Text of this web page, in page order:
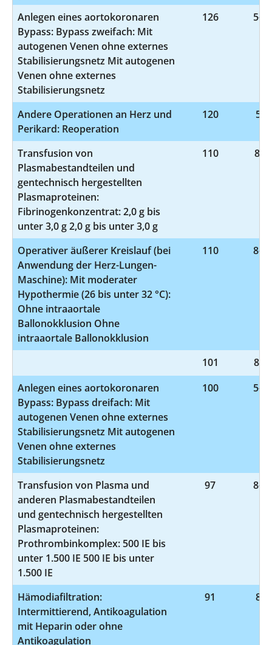
Anlegen eines aortokoronaren
Bypass: Bypass zweifach: Mit
autogenen Venen ohne externes
Stabilisierungsnetz Mit autogenen
Venen ohne externes
Stabilisierungsnetz
126 5-
Andere Operationen an Herz und
Perikard: Reoperation
120 5-
Transfusion von
Plasmabestandteilen und
gentechnisch hergestellten
Plasmaproteinen:
Fibrinogenkonzentrat: 2,0 g bis
unter 3,0 g 2,0 g bis unter 3,0 g
110 8-
Operativer äußerer Kreislauf (bei
Anwendung der Herz-Lungen-
Maschine): Mit moderater
Hypothermie (26 bis unter 32 °C):
Ohne intraaortale
Ballonokklusion Ohne
intraaortale Ballonokklusion
110 8-
101
8-
Anlegen eines aortokoronaren
Bypass: Bypass dreifach: Mit
autogenen Venen ohne externes
Stabilisierungsnetz Mit autogenen
Venen ohne externes
Stabilisierungsnetz
100 5-
Transfusion von Plasma und
anderen Plasmabestandteilen
und gentechnisch hergestellten
Plasmaproteinen:
Prothrombinkomplex: 500 IE bis
unter 1.500 IE 500 IE bis unter
1.500 IE
97 8-
Hämodiafiltration:
Intermittierend, Antikoagulation
mit Heparin oder ohne
Antikoagulation
91 8-